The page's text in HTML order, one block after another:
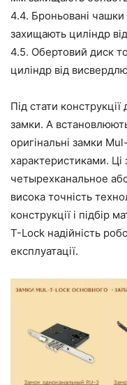
4.4. Броньовані
захищають циліндр
4.5. Обертовий диск
циліндр від
Під стати
замки. А
оригінальні замки
характеристиками.
четырехканальное
висока точність
конструкції і підбір
T-Lock надійність
експлуатації.